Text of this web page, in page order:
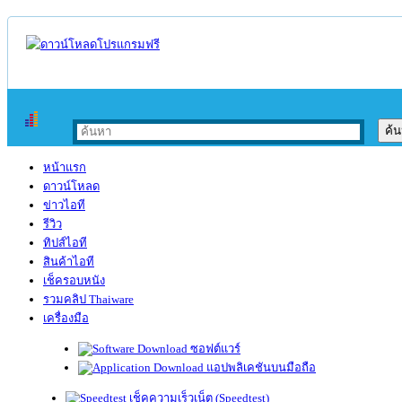
หน้าแรก
ดาวน์โหลด
ข่าวไอที
รีวิว
ทิปส์ไอที
สินค้าไอที
เช็ครอบหนัง
รวมคลิป Thaiware
เครื่องมือ
ซอฟต์แวร์
แอปพลิเคชันบนมือถือ
เช็คความเร็วเน็ต (Speedtest)